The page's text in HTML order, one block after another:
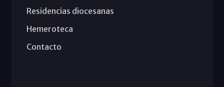
Residencias diocesanas
Hemeroteca
Contacto